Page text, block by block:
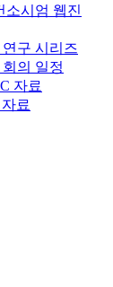
소시엄 웹진
연구 시리즈
회의 일정
자료
료